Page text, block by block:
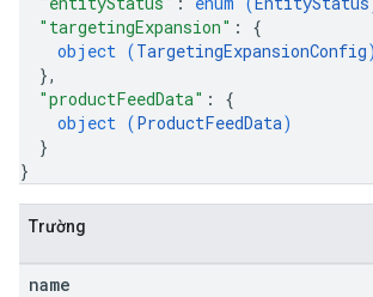
"targetingExpansion" : {
object (TargetingExpansionConfig)
},
"productFeedData" : {
object (ProductFeedData)
}
}
Trường
name